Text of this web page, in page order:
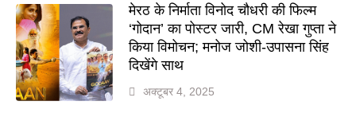
मेरठ के निर्माता विनोद चौधरी की फिल्म
‘गोदान’ का पोस्टर जारी, CM रेखा गुप्ता ने
किया विमोचन; मनोज जोशी-उपासना सिंह
दिखेंगे साथ
अक्टूबर 4, 2025